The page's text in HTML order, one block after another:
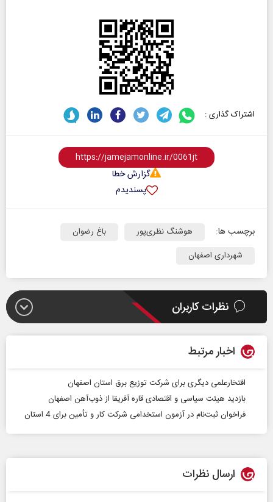
اشتراک گذاری :
گزارش خطا
پسندیدم
برچسب ها: هوشنگ نظری‌پور
باغ رضوان
شهرداری اصفهان
نظرات کاربران
اخبار مرتبط
افتخارعلمی دیگری برای شرکت توزیع برق استان اصفهان
بازدید هیئت سیاسی و اقتصادی قاره آفریقا از ذوب‌آهن اصفهان
فراخوان ثبت‌نام در آزمون استخدامی شرکت کار و تأمین برای 4 استان
ارسال نظرات